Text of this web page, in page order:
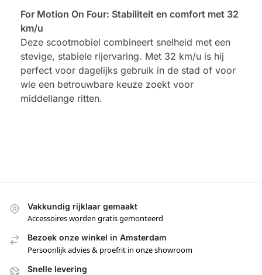
For Motion On Four: Stabiliteit en comfort met 32
km/u
Deze scootmobiel combineert snelheid met een
stevige, stabiele rijervaring. Met 32 km/u is hij
perfect voor dagelijks gebruik in de stad of voor
wie een betrouwbare keuze zoekt voor
middellange ritten.
Vakkundig rijklaar gemaakt
Accessoires worden gratis gemonteerd
Bezoek onze winkel in Amsterdam
Persoonlijk advies & proefrit in onze showroom
Snelle levering